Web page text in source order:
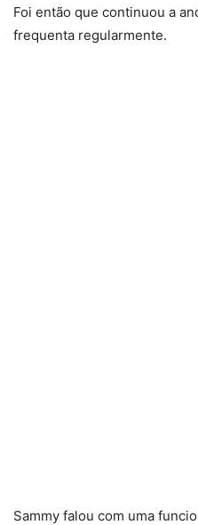
Foi então que continuou a
frequenta regularmente.
Sammy falou com uma